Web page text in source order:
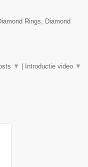
Rings, Diamond
▼ Introductie video ▼